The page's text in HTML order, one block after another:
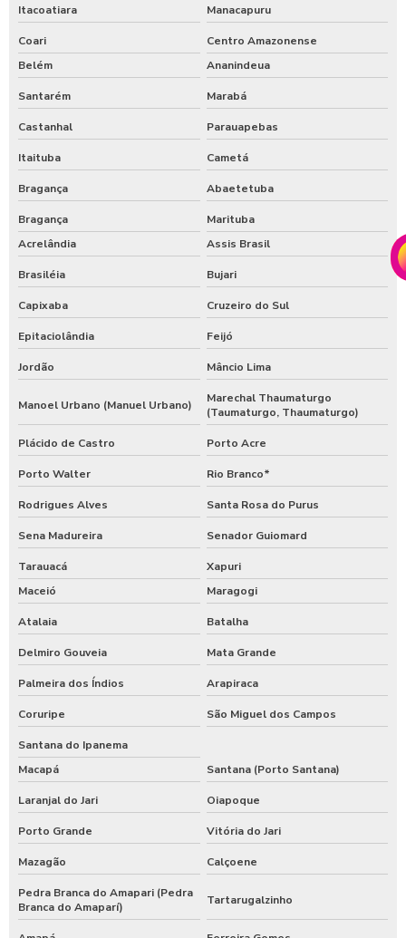
Itacoatiara Manacapuru
Coari
Centro Amazonense
Belém
Ananindeua
Santarém Marabá
Castanhal Parauapebas
Itaituba Cametá
Bragança Abaetetuba
Bragança
Marituba
Acrelândia
Assis Brasil
Brasiléia Bujari
Capixaba Cruzeiro do Sul
Epitaciolândia Feijó
Jordão Mâncio Lima
Manoel Urbano (Manuel Urbano)
Marechal Thaumaturgo
(Taumaturgo, Thaumaturgo)
Plácido de Castro Porto Acre
Porto Walter Rio Branco*
Rodrigues Alves Santa Rosa do Purus
Sena Madureira Senador Guiomard
Tarauacá
Xapuri
Maceió
Maragogi
Atalaia Batalha
Delmiro Gouveia Mata Grande
Palmeira dos Índios Arapiraca
Coruripe São Miguel dos Campos
Santana do Ipanema
Macapá
Santana (Porto Santana)
Laranjal do Jari Oiapoque
Porto Grande Vitória do Jari
Mazagão Calçoene
Pedra Branca do Amapari (Pedra
Branca do Amaparí)
Tartarugalzinho